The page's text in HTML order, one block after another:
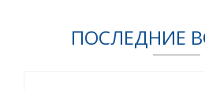
ПОСЛЕДНИЕ